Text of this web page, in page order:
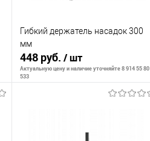
Гибкий держатель насадок 300
мм
448 руб. / шт
Актуальную цену и наличие уточняйте 8 914 55 80
533